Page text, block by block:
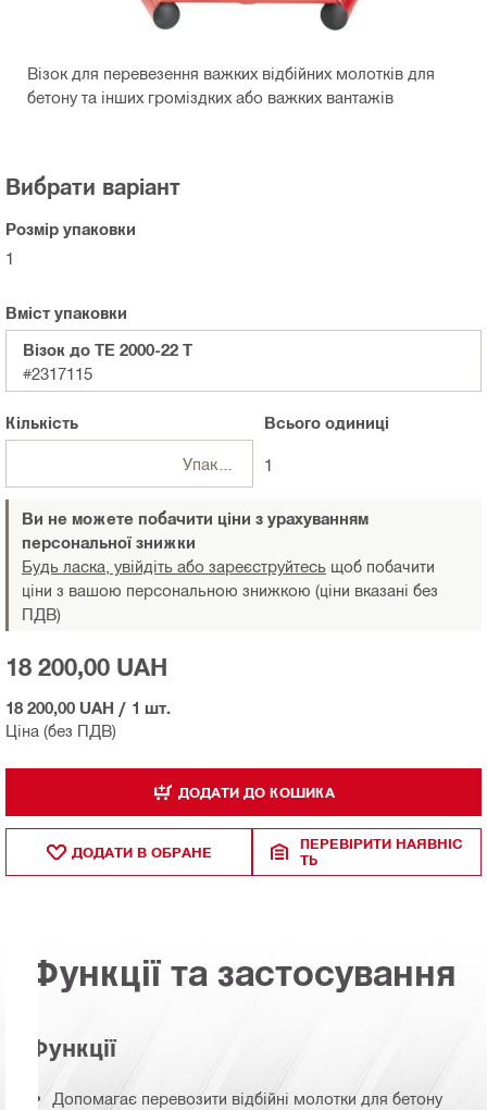
Візок для перевезення важких відбійних молотків для
бетону та інших громіздких або важких вантажів
Вибрати варіант
Розмір упаковки
1
Вміст упаковки
Візок до TE 2000-22 T
#2317115
Кількість
Упаковки
Всьогоодиниці
1
Ви не можете побачити ціни з урахуванням
персональної знижки
Будь ласка, увійдіть або зареєструйтесь щоб побачити
ціни з вашою персональною знижкою (ціни вказані без
ПДВ)
Ціна (без ПДВ)
18 200,00 UAH
18 200,00 UAH / 1 шт.
ДОДАТИ ДО КОШИКА
ДОДАТИ В ОБРАНЕ
ПЕРЕВІРИТИ НАЯВНІС
ТЬ
Функції та застосування
Функції
Допомагає перевозити відбійні молотки для бетону